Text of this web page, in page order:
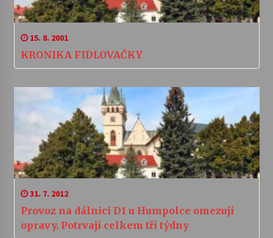
15. 8. 2001
KRONIKA FIDLOVAČKY
31. 7. 2012
Provoz na dálnici D1 u Humpolce omezují
opravy. Potrvají celkem tři týdny